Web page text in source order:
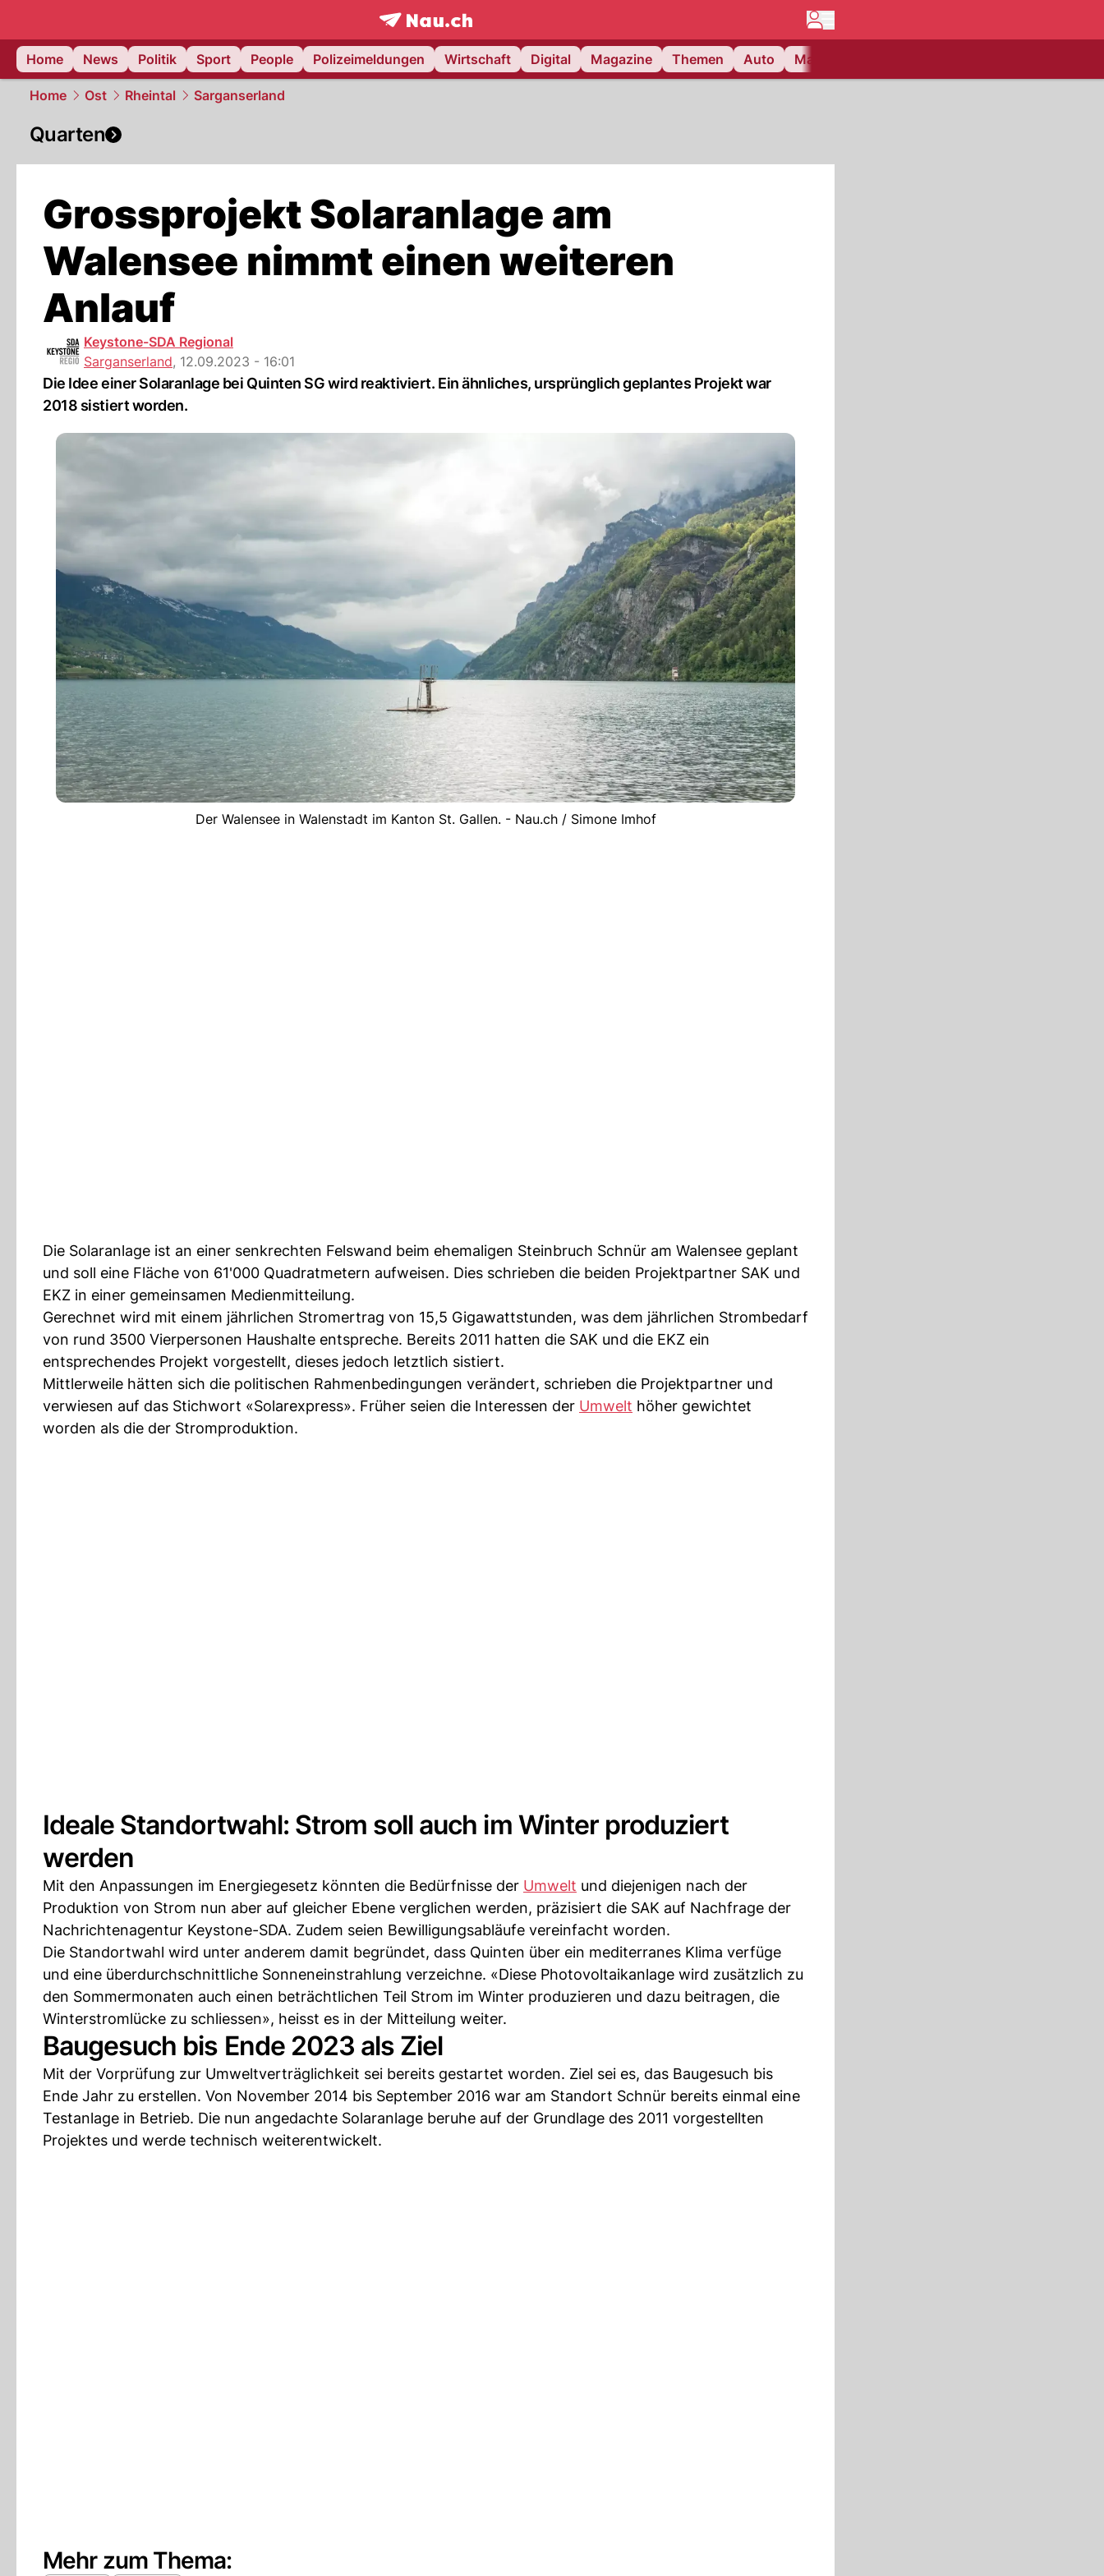
frontpage.NAU.ch
Home
News Politik Sport People Polizeimeldungen Wirtschaft Digital Magazine Themen Auto Matchcenter
Home Ost Rheintal Sarganserland
Quarten
Grossprojekt Solaranlage am
Walensee nimmt einen weiteren
Anlauf
Keystone-SDA Regional
Sarganserland, 12.09.2023 - 16:01
Die Idee einer Solaranlage bei Quinten SG wird reaktiviert. Ein ähnliches, ursprünglich geplantes Projekt war
2018 sistiert worden.
Der Walensee in Walenstadt im Kanton St. Gallen. - Nau.ch / Simone Imhof
Die Solaranlage ist an einer senkrechten Felswand beim ehemaligen Steinbruch Schnür am Walensee geplant
und soll eine Fläche von 61'000 Quadratmetern aufweisen. Dies schrieben die beiden Projektpartner SAK und
EKZ in einer gemeinsamen Medienmitteilung.
Gerechnet wird mit einem jährlichen Stromertrag von 15,5 Gigawattstunden, was dem jährlichen Strombedarf
von rund 3500 Vierpersonen Haushalte entspreche. Bereits 2011 hatten die SAK und die EKZ ein
entsprechendes Projekt vorgestellt, dieses jedoch letztlich sistiert.
Mittlerweile hätten sich die politischen Rahmenbedingungen verändert, schrieben die Projektpartner und
verwiesen auf das Stichwort «Solarexpress». Früher seien die Interessen der Umwelt höher gewichtet
worden als die der Stromproduktion.
Ideale Standortwahl: Strom soll auch im Winter produziert
werden
Mit den Anpassungen im Energiegesetz könnten die Bedürfnisse der Umwelt und diejenigen nach der
Produktion von Strom nun aber auf gleicher Ebene verglichen werden, präzisiert die SAK auf Nachfrage der
Nachrichtenagentur Keystone-SDA. Zudem seien Bewilligungsabläufe vereinfacht worden.
Die Standortwahl wird unter anderem damit begründet, dass Quinten über ein mediterranes Klima verfüge
und eine überdurchschnittliche Sonneneinstrahlung verzeichne. «Diese Photovoltaikanlage wird zusätzlich zu
den Sommermonaten auch einen beträchtlichen Teil Strom im Winter produzieren und dazu beitragen, die
Winterstromlücke zu schliessen», heisst es in der Mitteilung weiter.
Baugesuch bis Ende 2023 als Ziel
Mit der Vorprüfung zur Umweltverträglichkeit sei bereits gestartet worden. Ziel sei es, das Baugesuch bis
Ende Jahr zu erstellen. Von November 2014 bis September 2016 war am Standort Schnür bereits einmal eine
Testanlage in Betrieb. Die nun angedachte Solaranlage beruhe auf der Grundlage des 2011 vorgestellten
Projektes und werde technisch weiterentwickelt.
Mehr zum Thema: